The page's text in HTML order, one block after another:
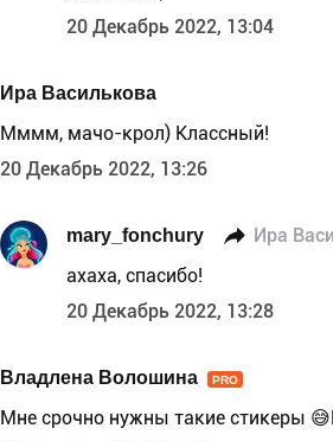
20 Декабрь 2022, 13:04
Ира Василькова
Мммм, мачо-крол) Классный!
20 Декабрь 2022, 13:26
mary_fonchury Ира
ахаха, спасибо!
20 Декабрь 2022, 13:28
Владлена Волошина PRO
Мне срочно нужны такие стикеры